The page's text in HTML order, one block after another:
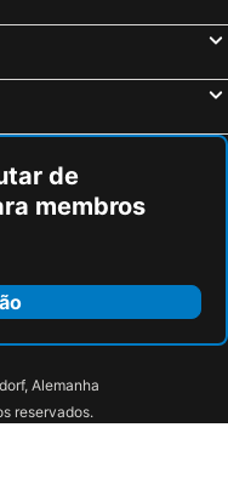
de
membros
Alemanha
reservados.